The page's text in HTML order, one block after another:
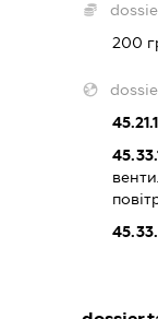
200
45.21.1